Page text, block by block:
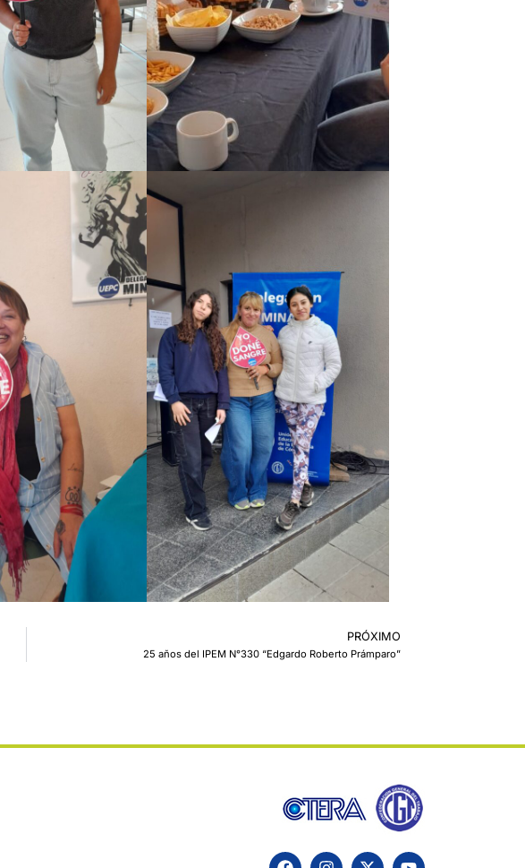
PRÓXIMO
25 años del IPEM N°330 “Edgardo Roberto Prámparo”